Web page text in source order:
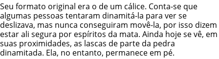
Seu formato original era o de um cálice. Conta-se que
algumas pessoas tentaram dinamitá-la para ver se
deslizava, mas nunca conseguiram movê-la, por isso dizem
estar ali segura por espíritos da mata. Ainda hoje se vê, em
suas proximidades, as lascas de parte da pedra
dinamitada. Ela, no entanto, permanece em pé.